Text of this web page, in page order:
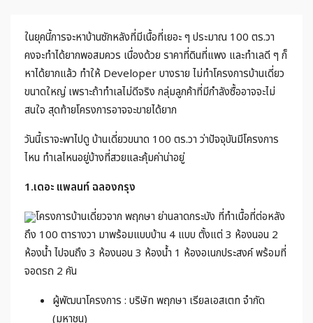
ในยุคนี้การจะหาบ้านซักหลังที่มีเนื้อที่เยอะ ๆ ประมาณ 100 ตร.วา
คงจะทำได้ยากพอสมควร เนื่องด้วย ราคาที่ดินที่แพง และทำเลดี ๆ ก็
หาได้ยากแล้ว ทำให้ Developer บางราย ไม่ทำโครงการบ้านเดี่ยว
ขนาดใหญ่ เพราะถ้าทำเลไม่ดีจริง กลุ่มลูกค้าที่มีกำลังซื้ออาจจะไม่
สนใจ สุดท้ายโครงการอาจจะขายได้ยาก
วันนี้เราจะพาไปดู บ้านเดี่ยวขนาด 100 ตร.วา ว่าปัจจุบันมีโครงการ
ไหน ทำเลไหนอยู่บ้างที่สวยและคุ้มค่าน่าอยู่
1.เดอะ แพลนท์ ฉลองกรุง
โครงการบ้านเดี่ยวจาก พฤกษา ย่านลาดกระบัง ที่ทำเนื้อที่ต่อหลัง
ถึง 100 ตารางวา มาพร้อมแบบบ้าน 4 แบบ ตั้งแต่ 3 ห้องนอน 2
ห้องน้ำ ไปจนถึง 3 ห้องนอน 3 ห้องน้ำ 1 ห้องอเนกประสงค์ พร้อมที่
จอดรถ 2 คัน
ผู้พัฒนาโครงการ : บริษัท พฤกษา เรียลเอสเตท จำกัด
(มหาชน)